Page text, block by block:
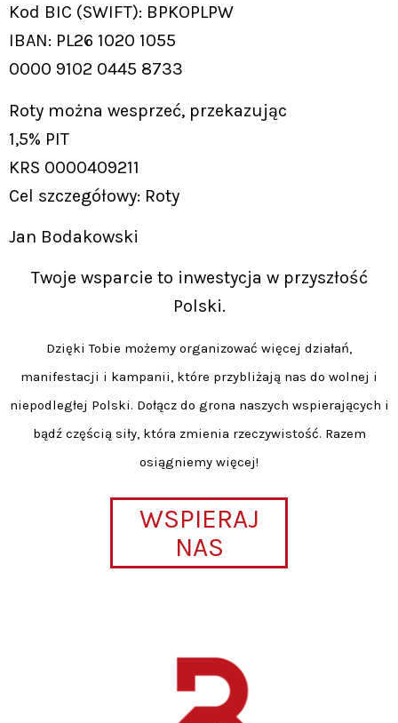
Kod BIC (SWIFT): BPKOPLPW
IBAN: PL26 1020 1055
0000 9102 0445 8733
Roty można wesprzeć, przekazując
1,5% PIT
KRS 0000409211
Cel szczegółowy: Roty
Jan Bodakowski
Twoje wsparcie to inwestycja w przyszłość
Polski.
Dzięki Tobie możemy organizować więcej działań,
manifestacji i kampanii, które przybliżają nas do wolnej i
niepodległej Polski. Dołącz do grona naszych wspierających i
bądź częścią siły, która zmienia rzeczywistość. Razem
osiągniemy więcej!
WSPIERAJ
NAS